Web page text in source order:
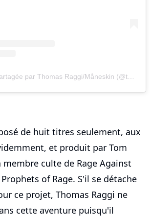
de huit titres seulement, aux
et produit par Tom
culte de Rage Against
of Rage. S'il se détache
ce projet, Thomas Raggi ne
cette aventure puisqu'il